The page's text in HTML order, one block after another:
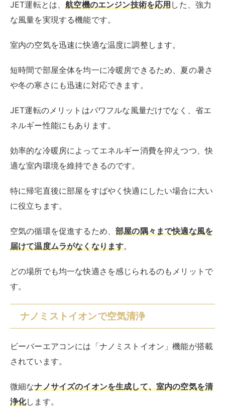
JET運転とは、航空機のエンジン技術を応用した、強力
な風量を実現する機能です。
室内の空気を迅速に快適な温度に調整します。
短時間で部屋全体を均一に冷暖房できるため、夏の暑さ
や冬の寒さにも迅速に対応できます。
JET運転のメリットはパワフルな風量だけでなく、省エ
ネルギー性能にもあります。
効率的な冷暖房によってエネルギー消費を抑えつつ、快
適な室内環境を維持できるのです。
特に帰宅直後に部屋をすばやく快適にしたい場合に大い
に役立ちます。
空気の循環を促進するため、部屋の隅々まで快適な風を
届けて温度ムラがなくなります。
どの場所でも均一な快適さを感じられるのもメリットで
す。
ナノミストイオンで空気清浄
ビーバーエアコンには「ナノミストイオン」機能が搭載
されています。
微細なナノサイズのイオンを生成して、室内の空気を清
浄化します。